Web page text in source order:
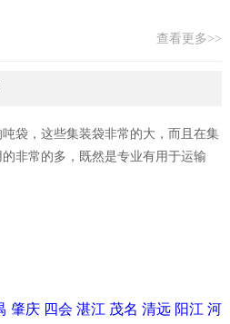
查看更多>>
袋，这些集装袋非常的大，而且在集
非常的多，既然是专业有用于运输
肇庆 四会 湛江 茂名 清远 阳江 河